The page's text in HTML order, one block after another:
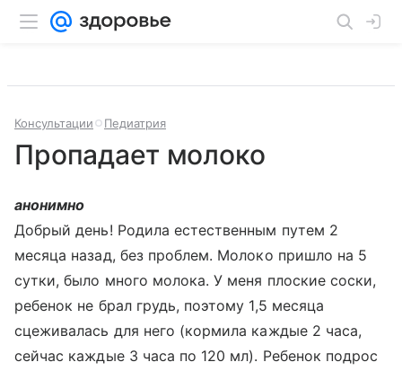
Консультации Педиатрия
Пропадает молоко
анонимно
Добрый день! Родила естественным путем 2
месяца назад, без проблем. Молоко пришло на 5
сутки, было много молока. У меня плоские соски,
ребенок не брал грудь, поэтому 1,5 месяца
сцеживалась для него (кормила каждые 2 часа,
сейчас каждые 3 часа по 120 мл). Ребенок подрос